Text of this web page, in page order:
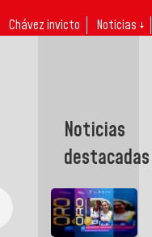
Chávez invicto Noticias ↓
Noticias
destacadas